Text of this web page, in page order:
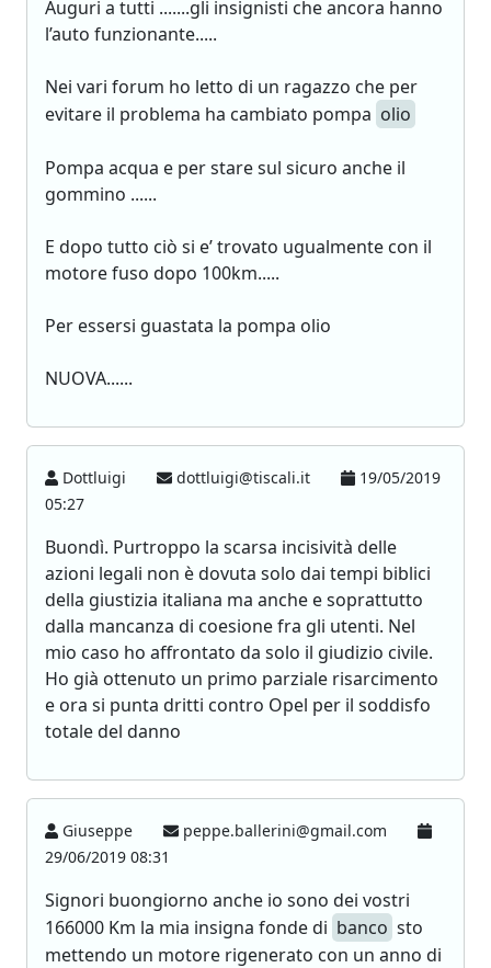
Auguri a tutti .......gli insignisti che ancora hanno
l’auto funzionante.....
Nei vari forum ho letto di un ragazzo che per
evitare il problema ha cambiato pompa olio
Pompa acqua e per stare sul sicuro anche il
gommino ......
E dopo tutto ciò si e’ trovato ugualmente con il
motore fuso dopo 100km.....
Per essersi guastata la pompa olio
NUOVA......
Dottluigi dottluigi@tiscali.it
19/05/2019
05:27
Buondì. Purtroppo la scarsa incisività delle
azioni legali non è dovuta solo dai tempi biblici
della giustizia italiana ma anche e soprattutto
dalla mancanza di coesione fra gli utenti. Nel
mio caso ho affrontato da solo il giudizio civile.
Ho già ottenuto un primo parziale risarcimento
e ora si punta dritti contro Opel per il soddisfo
totale del danno
Giuseppe
peppe.ballerini@gmail.com
29/06/2019 08:31
Signori buongiorno anche io sono dei vostri
166000 Km la mia insigna fonde di banco sto
mettendo un motore rigenerato con un anno di